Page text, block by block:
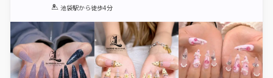
1 2 3 4 5
池袋駅から徒歩4分